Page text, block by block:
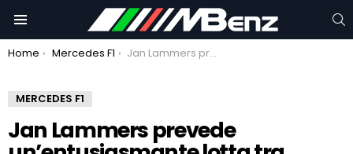
You are here:
Home Mercedes F1 Jan Lammers prevede un’entusiasmante lotta tra Verstappen e Hamilton nel 2020
MERCEDES F1
Jan Lammers prevede